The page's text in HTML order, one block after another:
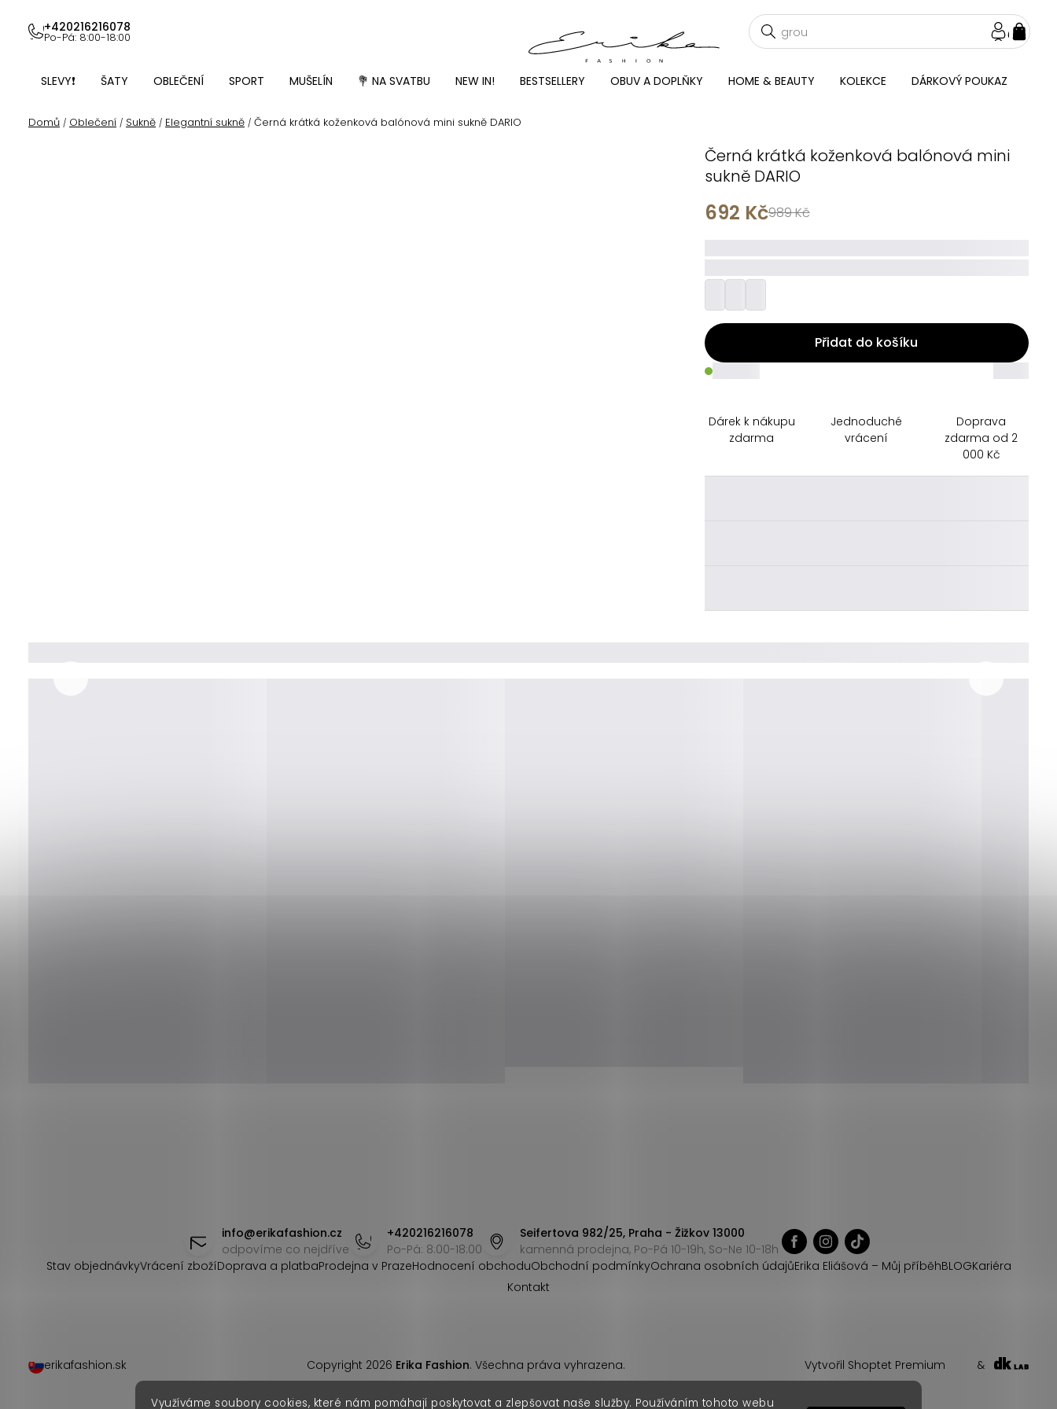
Využíváme soubory cookies, které nám pomáhají poskytovat a zlepšovat naše služby. Používáním tohoto webu
obsah
+420216216078
Po-Pá: 8:00-18:00
SLEVY❗ ŠATY OBLEČENÍ SPORT MUŠELÍN 💐 NA SVATBU NEW IN! BESTSELLERY OBUV A DOPLŇKY HOME & BEAUTY KOLEKCE DÁRKOVÝ POUKAZ
Domů / Oblečení / Sukně / Elegantní sukně / Černá krátká koženková balónová mini sukně DARIO
Černá krátká koženková balónová mini
sukně DARIO
989 Kč
692 Kč
Přidat do košíku
_____
Dárek k nákupu
zdarma
Jednoduché
vrácení
Doprava
zdarma od 2
000 Kč
info@erikafashion.cz
odpovíme co nejdříve
+420216216078
Po-Pá: 8:00-18:00
Seifertova 982/25, Praha - Žižkov 13000
kamenná prodejna, Po-Pá 10-19h, So-Ne 10-18h
Stav objednávkyVrácení zbožíDoprava a platbaProdejna v PrazeHodnocení obchoduObchodní podmínkyOchrana osobních údajůErika Eliášová – Můj příběhBLOGKariéra
Kontakt
Vytvořil Shoptet Premium &
Copyright 2026 Erika Fashion. Všechna práva vyhrazena.
erikafashion.sk